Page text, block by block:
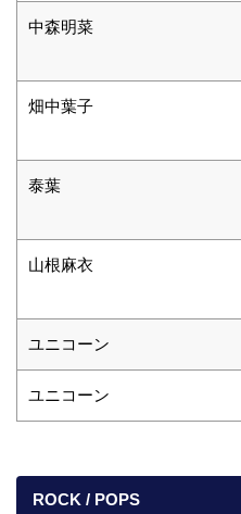
中森明菜
畑中葉子
泰葉
山根麻衣
ユニコーン
ユニコーン
ROCK / POPS